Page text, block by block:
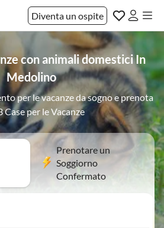
Diventa un ospite
con animali domestici In
Medolino
per le vacanze da sogno e prenota
Case per le Vacanze
Prenotare un
Soggiorno
Confermato